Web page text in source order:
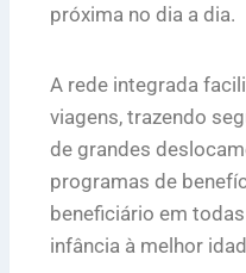
próxima no dia a dia.
A rede integrada
viagens, trazendo
de grandes
programas de
beneficiário em
infância à melhor